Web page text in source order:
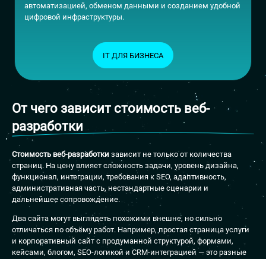
автоматизацией, обменом данными и созданием удобной
цифровой инфраструктуры.
IT ДЛЯ БИЗНЕСА
От чего зависит стоимость веб-
разработки
Стоимость веб-разработки зависит не только от количества
страниц. На цену влияет сложность задачи, уровень дизайна,
функционал, интеграции, требования к SEO, адаптивность,
административная часть, нестандартные сценарии и
дальнейшее сопровождение.
Два сайта могут выглядеть похожими внешне, но сильно
отличаться по объёму работ. Например, простая страница услуги
и корпоративный сайт с продуманной структурой, формами,
кейсами, блогом, SEO-логикой и CRM-интеграцией — это разные